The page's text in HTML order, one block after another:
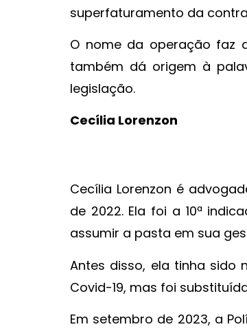
superfaturamento da
O nome da operação faz
também dá origem à
legislação.
Cecília Lorenzon
Cecília Lorenzon é
de 2022. Ela foi a 10ª
assumir a pasta em sua
Antes disso, ela tinha sido
Covid-19, mas foi
Em setembro de 2023, a